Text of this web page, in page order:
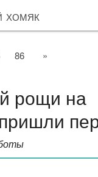
хомяк
86 »
рощи на